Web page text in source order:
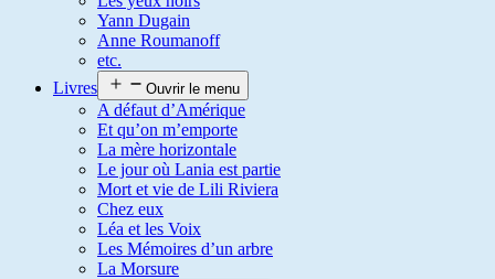
Yann Dugain
Anne Roumanoff
etc.
Livres
Ouvrir le menu
A défaut d’Amérique
Et qu’on m’emporte
La mère horizontale
Le jour où Lania est partie
Mort et vie de Lili Riviera
Chez eux
Léa et les Voix
Les Mémoires d’un arbre
La Morsure